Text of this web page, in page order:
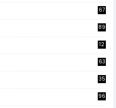
67
89
12
63
35
96